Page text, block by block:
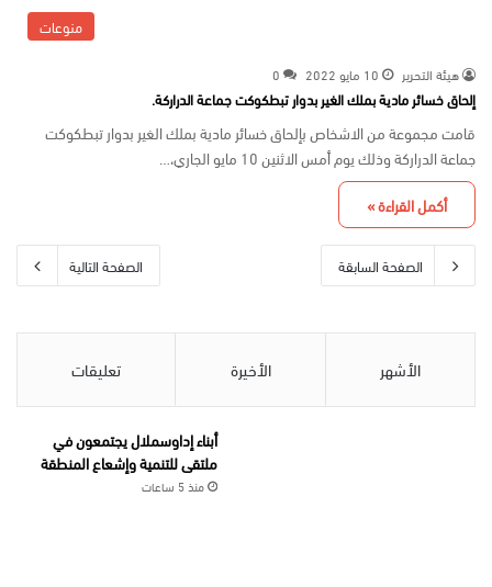
منوعات
هيئة التحرير 10 مايو 2022 0
إلحاق خسائر مادية بملك الغير بدوار تبطكوكت جماعة الدراركة.
قامت مجموعة من الاشخاص بإلحاق خسائر مادية بملك الغير بدوار تبطكوكت
جماعة الدراركة وذلك يوم أمس الاثنين 10 مايو الجاري،…
أكمل القراءة »
الصفحة السابقة الصفحة التالية
الأشهر الأخيرة تعليقات
أبناء إداوسملال يجتمعون في
ملتقى للتنمية وإشعاع المنطقة
منذ 5 ساعات